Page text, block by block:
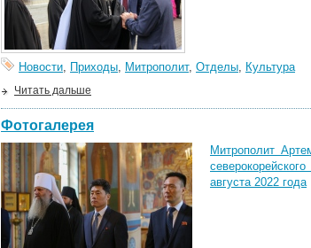
Новости, Приходы, Митрополит, Отделы, Культура
Читать дальше
Фотогалерея
Митрополит
августа 2022 года